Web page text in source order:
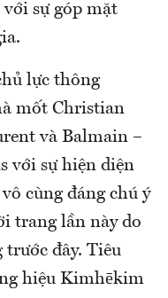
sự góp mặt
lực thông
mốt Christian
và Balmain –
với sự hiện diện
cùng đáng chú ý
trang lần này do
trước đây. Tiêu
hiệu Kimhēkim